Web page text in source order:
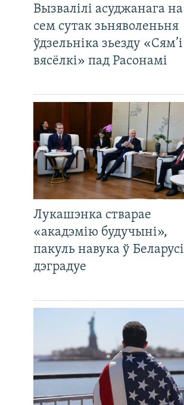
Вызвалілі асуджанага на
сем сутак зьняволеньня
ўдзельніка зьезду «Сям’і
вясёлкі» пад Расонамі
Лукашэнка стварае
«акадэмію будучыні»,
пакуль навука ў Беларусі
дэградуе